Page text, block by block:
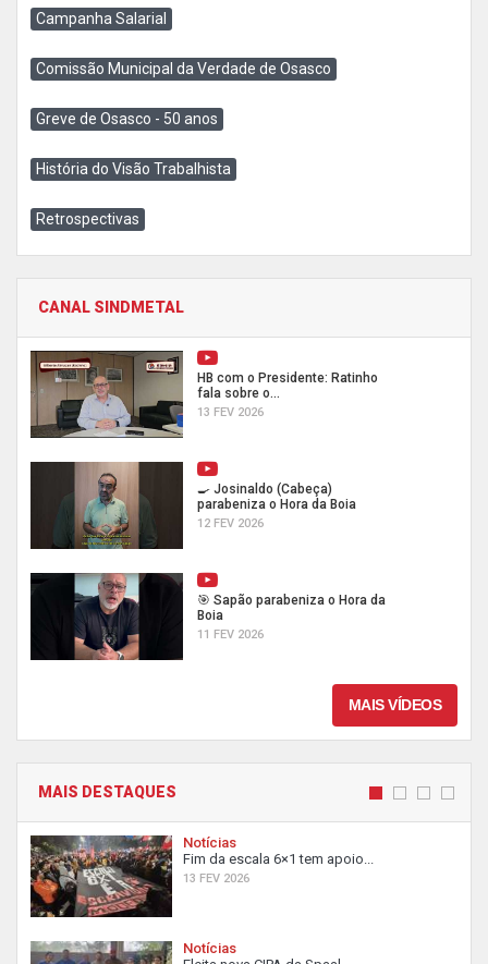
Campanha Salarial
Comissão Municipal da Verdade de Osasco
Greve de Osasco - 50 anos
História do Visão Trabalhista
Retrospectivas
CANAL SINDMETAL
HB com o Presidente: Ratinho
fala sobre o...
13 FEV 2026
🍳 Josinaldo (Cabeça)
parabeniza o Hora da Boia
12 FEV 2026
🎯 Sapão parabeniza o Hora da
Boia
11 FEV 2026
MAIS VÍDEOS
MAIS DESTAQUES
Notícias
Fim da escala 6×1 tem apoio...
13 FEV 2026
Notícias